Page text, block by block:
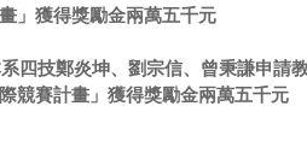
」獲得獎勵金兩萬五千元
系四技鄭炎坤、劉宗信、曾秉謙申請
競賽計畫」獲得獎勵金兩萬五千元